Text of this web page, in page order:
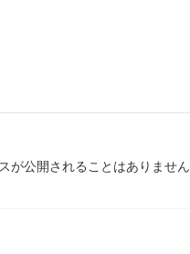
が公開されることはありません